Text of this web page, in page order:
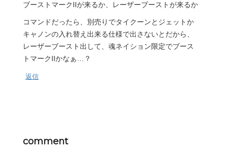
ブーストマークIIが来るか、レーザーブーストが来るか
コマンドだったら、別売りでタイクーンとジェットか
キャノンの入れ替え出来る仕様で出さないとだから、
レーザーブースト出して、魂ネイション限定でブース
トマークIIかなぁ…？
返信
comment